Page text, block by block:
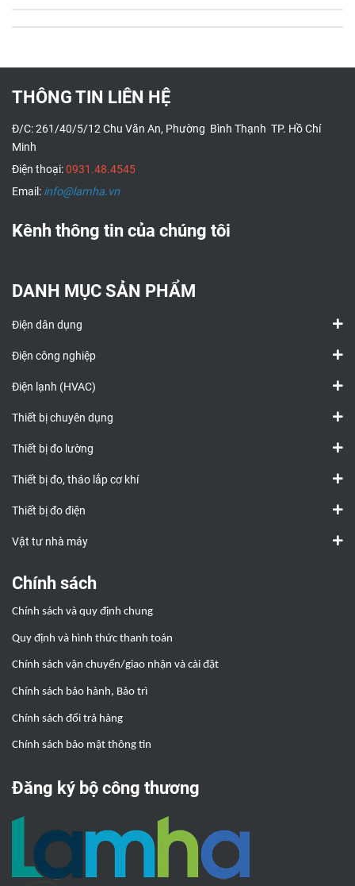
THÔNG TIN LIÊN HỆ
Đ/C: 261/40/5/12 Chu Văn An, Phường Bình Thạnh TP. Hồ Chí
Minh
Điện thoại:0931.48.4545
Email: info@lamha.vn
Kênh thông tin của chúng tôi
DANH MỤC SẢN PHẨM
Điện dân dụng
Điện công nghiệp
Điện lạnh (HVAC)
Thiết bị chuyên dụng
Thiết bị đo lường
Thiết bị đo, tháo lắp cơ khí
Thiết bị đo điện
Vật tư nhà máy
Chính sách
Chính sách và quy định chung
Quy định và hình thức thanh toán
Chính sách vận chuyển/giao nhận và cài đặt
Chính sách bảo hành, Bảo trì
Chính sách đổi trả hàng
Chính sách bảo mật thông tin
Đăng ký bộ công thương